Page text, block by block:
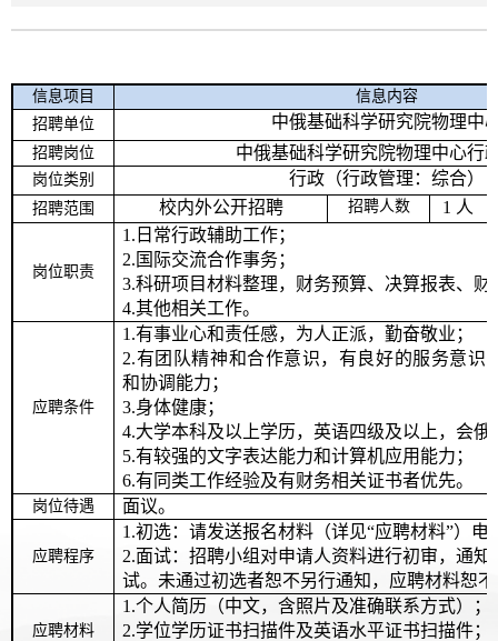
信息项目
信息内容
招聘单位
中俄基础科学研究院物理中
招聘岗位 中俄基础科学研究院物理中心行
岗位类别 行政（行政管理：综合）
招聘范围 校内外公开招聘 招聘人数 1 人
岗位职责
1.日常行政辅助工作；
2.国际交流合作事务；
3.科研项目材料整理，财务预算、决算报表、财
4.其他相关工作。
应聘条件
1.有事业心和责任感，为人正派，勤奋敬业；
2.有团队精神和合作意识，有良好的服务意识
和协调能力；
3.身体健康；
4.大学本科及以上学历，英语四级及以上，会俄
5.有较强的文字表达能力和计算机应用能力；
6.有同类工作经验及有财务相关证书者优先。
岗位待遇 面议。
应聘程序
1.初选：请发送报名材料（详见“应聘材料”）电
2.面试：招聘小组对申请人资料进行初审，通
试。未通过初选者恕不另行通知，应聘材料恕
应聘材料
1.个人简历（中文，含照片及准确联系方式）；
2.学位学历证书扫描件及英语水平证书扫描件；